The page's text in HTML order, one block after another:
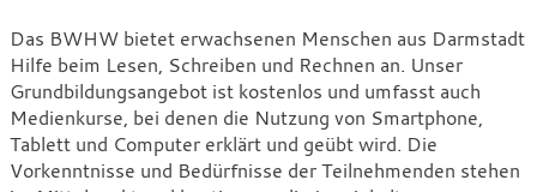
h
l
e
n
:
Mit Arbeiten
d
h
i
e
r
:
Grundbildung
@
Darmstadt
Das BWHW bietet erwachsenen Menschen aus Darmstadt
Hilfe beim Lesen, Schreiben und Rechnen an. Unser
Grundbildungsangebot ist kostenlos und umfasst auch
Medienkurse, bei denen die Nutzung von Smartphone,
Tablett und Computer erklärt und geübt wird. Die
Vorkenntnisse und Bedürfnisse der Teilnehmenden stehen